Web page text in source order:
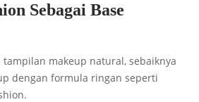
Sebagai Base
makeup natural, sebaiknya
dengan formula ringan seperti